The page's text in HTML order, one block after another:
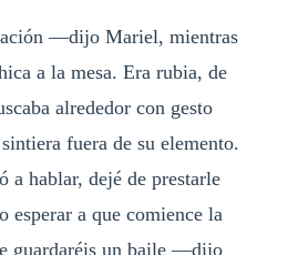
—dijo Mariel, mientras
a la mesa. Era rubia, de
alrededor con gesto
fuera de su elemento.
hablar, dejé de prestarle
a que comience la
guardaréis un baile —dijo